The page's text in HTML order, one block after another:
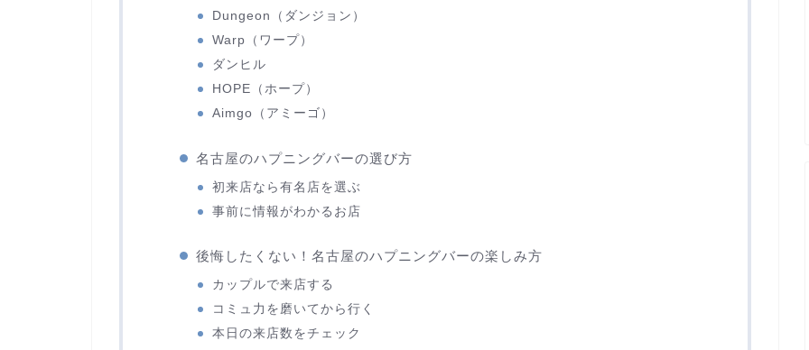
Dungeon（ダンジョン）
Warp（ワープ）
ダンヒル
HOPE（ホープ）
Aimgo（アミーゴ）
名古屋のハプニングバーの選び方
初来店なら有名店を選ぶ
事前に情報がわかるお店
後悔したくない！名古屋のハプニングバーの楽しみ方
カップルで来店する
コミュ力を磨いてから行く
本日の来店数をチェック